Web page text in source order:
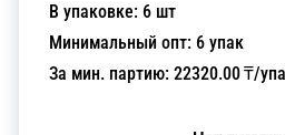
В упаковке: 6 шт
Минимальный опт: 6 упак
За мин. партию: 22320.00₸/